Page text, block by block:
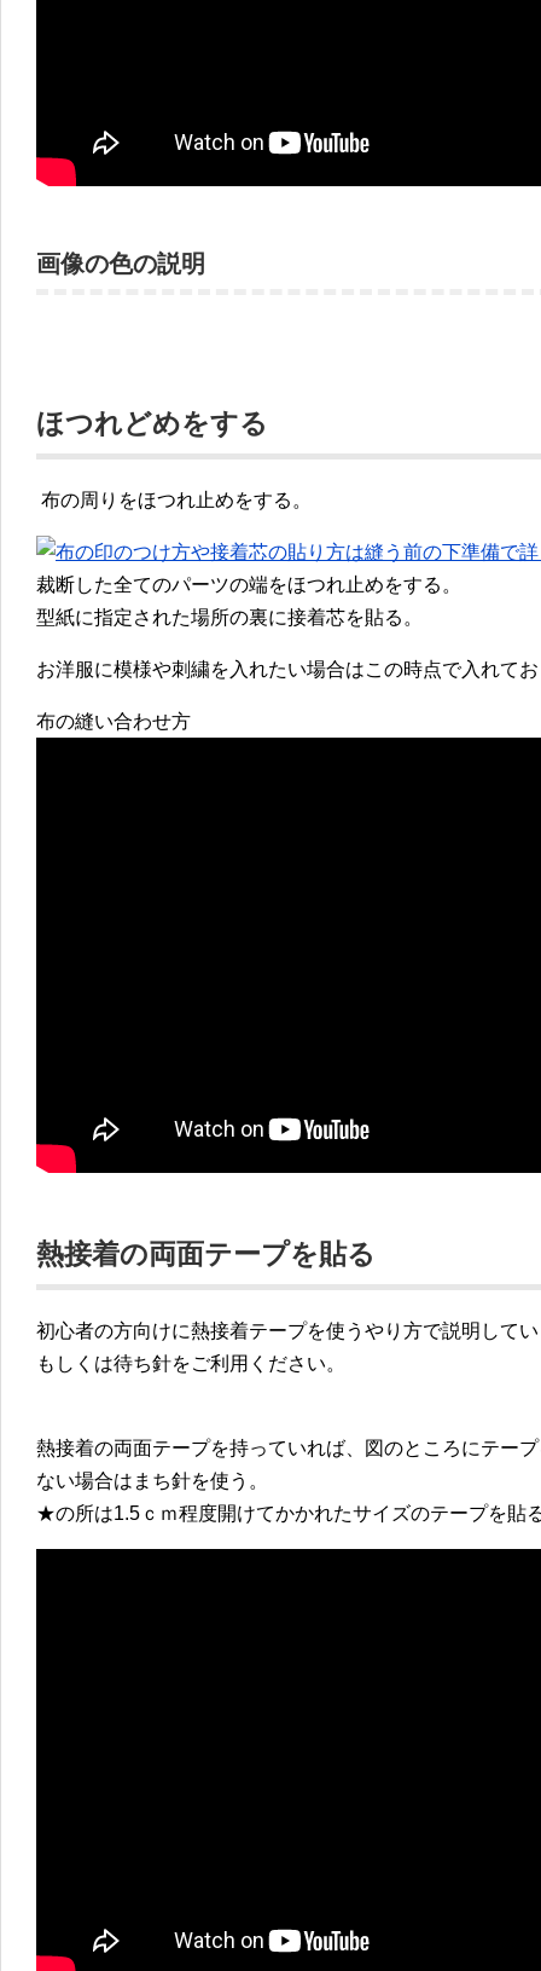
画像の色の説明
ほつれどめをする
布の周りをほつれ止めをする。
裁断した全てのパーツの端をほつれ止めをする。
型紙に指定された場所の裏に接着芯を貼る。
お洋服に模様や刺繍を入れたい場合はこの時点で入れて
布の縫い合わせ方
熱接着の両面テープを貼る
初心者の方向けに熱接着テープを使うやり方で説明して
もしくは待ち針をご利用ください。
熱接着の両面テープを持っていれば、図のところにテー
ない場合はまち針を使う。
★の所は1.5ｃｍ程度開けてかかれたサイズのテープを貼